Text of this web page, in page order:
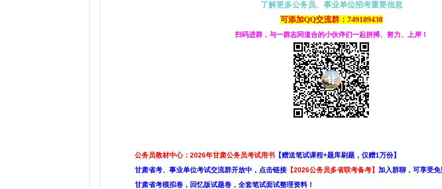
了解更多公务员、事业单位招考重要信息
可添加QQ交流群：749189438
扫码进群，与一群志同道合的小伙伴们一起拼搏、努力、上岸！
公务员教材中心：2026年甘肃公务员考试用书 【赠送笔试课程+题库刷题，仅赠1万份】
甘肃省考、事业单位考试交流群开放中，点击链接 【2026公务员多省联考备考】 加入群聊，可享受
甘肃省考模拟卷，回忆版试题卷，全套笔试面试整理资料！